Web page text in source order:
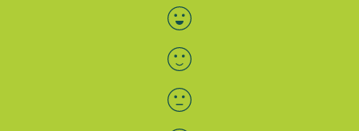
Bewertung auswählen